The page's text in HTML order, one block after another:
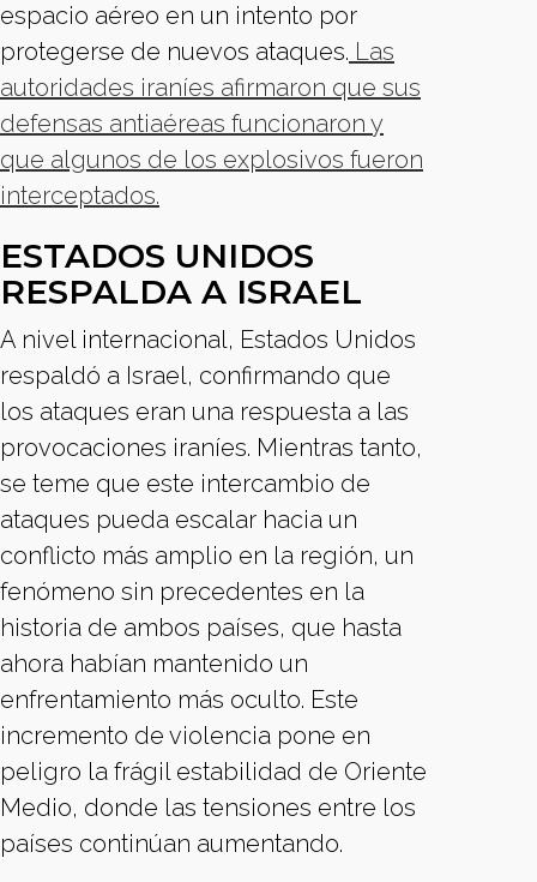
espacio aéreo en un intento por
protegerse de nuevos ataques. Las
autoridades iraníes afirmaron que sus
defensas antiaéreas funcionaron y
que algunos de los explosivos fueron
interceptados.
ESTADOS UNIDOS
RESPALDA A ISRAEL
A nivel internacional, Estados Unidos
respaldó a Israel, confirmando que
los ataques eran una respuesta a las
provocaciones iraníes. Mientras tanto,
se teme que este intercambio de
ataques pueda escalar hacia un
conflicto más amplio en la región, un
fenómeno sin precedentes en la
historia de ambos países, que hasta
ahora habían mantenido un
enfrentamiento más oculto. Este
incremento de violencia pone en
peligro la frágil estabilidad de Oriente
Medio, donde las tensiones entre los
países continúan aumentando.